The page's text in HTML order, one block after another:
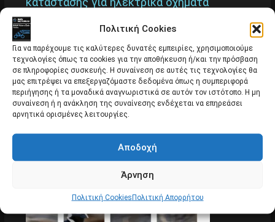
Πολιτική Cookies
Για να παρέχουμε τις καλύτερες δυνατές εμπειρίες, χρησιμοποιούμε
τεχνολογίες όπως τα cookies για την αποθήκευση ή/και την πρόσβαση
σε πληροφορίες συσκευής. Η συναίνεση σε αυτές τις τεχνολογίες θα
μας επιτρέψει να επεξεργαζόμαστε δεδομένα όπως η συμπεριφορά
περιήγησης ή τα μοναδικά αναγνωριστικά σε αυτόν τον ιστότοπο. Η μη
συναίνεση ή η ανάκληση της συναίνεσης ενδέχεται να επηρεάσει
αρνητικά ορισμένες λειτουργίες.
Αποδοχή
Άρνηση
Πολιτική CookiesΠολιτική Απορρήτου
Άρθρα
BMW R 1300 RΤ & R 1300 RS 2025